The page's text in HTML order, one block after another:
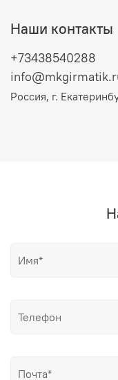
Наши контакты
+73438540288
Россия, г.